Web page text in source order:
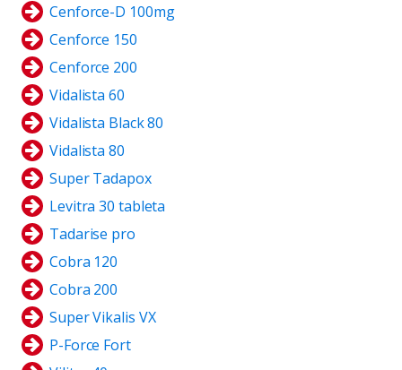
Cenforce-D 100mg
Cenforce 150
Cenforce 200
Vidalista 60
Vidalista Black 80
Vidalista 80
Super Tadapox
Levitra 30 tableta
Tadarise pro
Cobra 120
Cobra 200
Super Vikalis VX
P-Force Fort